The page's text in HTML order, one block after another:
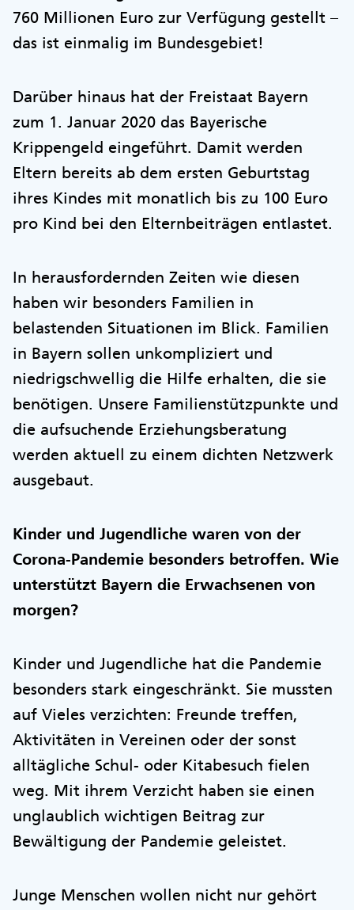
760 Millionen Euro zur Verfügung gestellt –
das ist einmalig im Bundesgebiet!
Darüber hinaus hat der Freistaat Bayern
zum 1. Januar 2020 das Bayerische
Krippengeld eingeführt. Damit werden
Eltern bereits ab dem ersten Geburtstag
ihres Kindes mit monatlich bis zu 100 Euro
pro Kind bei den Elternbeiträgen entlastet.
In herausfordernden Zeiten wie diesen
haben wir besonders Familien in
belastenden Situationen im Blick. Familien
in Bayern sollen unkompliziert und
niedrigschwellig die Hilfe erhalten, die sie
benötigen. Unsere Familienstützpunkte und
die aufsuchende Erziehungsberatung
werden aktuell zu einem dichten Netzwerk
ausgebaut.
Kinder und Jugendliche waren von der
Corona-Pandemie besonders betroffen. Wie
unterstützt Bayern die Erwachsenen von
morgen?
Kinder und Jugendliche hat die Pandemie
besonders stark eingeschränkt. Sie mussten
auf Vieles verzichten: Freunde treffen,
Aktivitäten in Vereinen oder der sonst
alltägliche Schul- oder Kitabesuch fielen
weg. Mit ihrem Verzicht haben sie einen
unglaublich wichtigen Beitrag zur
Bewältigung der Pandemie geleistet.
Junge Menschen wollen nicht nur gehört